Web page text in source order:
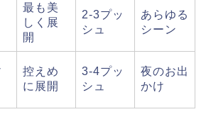
最も美
しく展
開
2-3プッ
シュ
あらゆる
シーン
控えめ
に展開
3-4プッ
シュ
夜のお出
かけ